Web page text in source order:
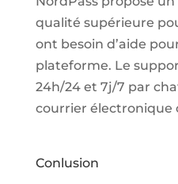
qualité supérieure
ont besoin d’aide
plateforme. Le
24h/24 et 7j/7 par
courrier électronique
Conlusion